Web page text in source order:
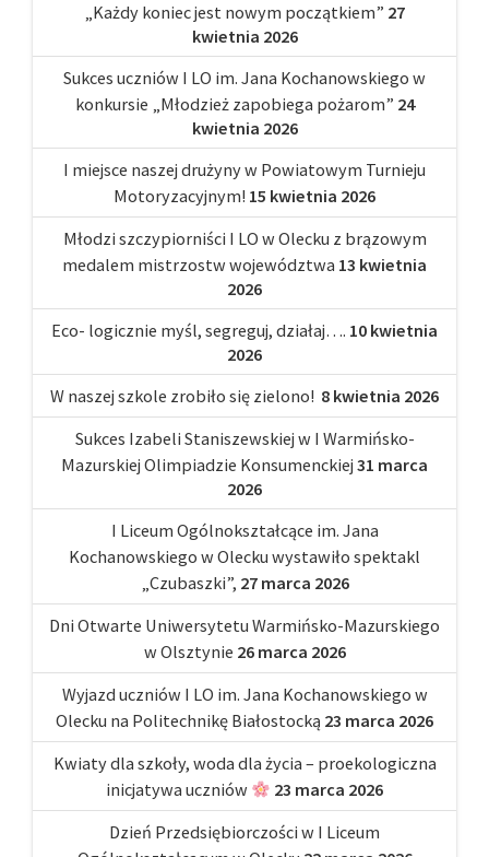
„Każdy koniec jest nowym początkiem” 27
kwietnia 2026
Sukces uczniów I LO im. Jana Kochanowskiego w
konkursie „Młodzież zapobiega pożarom” 24
kwietnia 2026
I miejsce naszej drużyny w Powiatowym Turnieju
Motoryzacyjnym! 15 kwietnia 2026
Młodzi szczypiorniści I LO w Olecku z brązowym
medalem mistrzostw województwa 13 kwietnia
2026
Eco- logicznie myśl, segreguj, działaj…. 10 kwietnia
2026
W naszej szkole zrobiło się zielono! 8 kwietnia 2026
Sukces Izabeli Staniszewskiej w I Warmińsko-
Mazurskiej Olimpiadzie Konsumenckiej 31 marca
2026
I Liceum Ogólnokształcące im. Jana
Kochanowskiego w Olecku wystawiło spektakl
„Czubaszki”, 27 marca 2026
Dni Otwarte Uniwersytetu Warmińsko-Mazurskiego
w Olsztynie 26 marca 2026
Wyjazd uczniów I LO im. Jana Kochanowskiego w
Olecku na Politechnikę Białostocką 23 marca 2026
Kwiaty dla szkoły, woda dla życia – proekologiczna
inicjatywa uczniów
23 marca 2026
Dzień Przedsiębiorczości w I Liceum